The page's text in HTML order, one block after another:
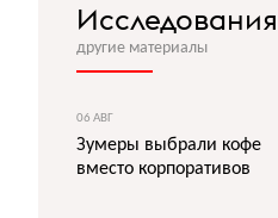
Исследования
другие материалы
06 АВГ
Зумеры выбрали кофе
вместо корпоративов